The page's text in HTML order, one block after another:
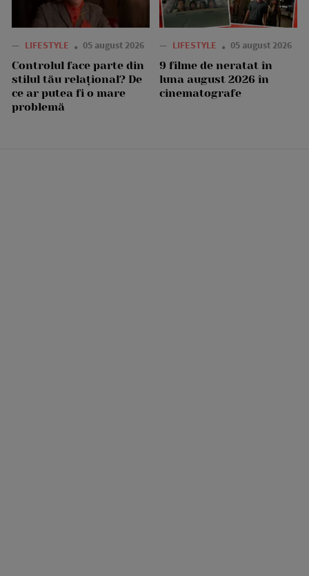
— LIFESTYLE 05 august 2026
Controlul face parte din
stilul tău relațional? De
ce ar putea fi o mare
problemă
— LIFESTYLE 05 august 2026
9 filme de neratat în
luna august 2026 în
cinematografe